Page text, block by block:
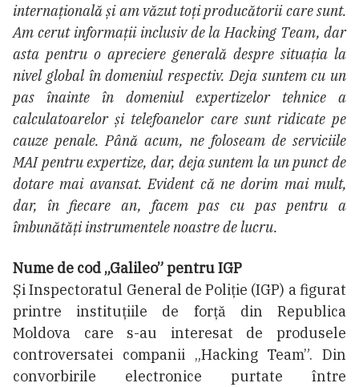
internațională și am văzut toți producătorii care sunt.
Am cerut informații inclusiv de la Hacking Team, dar
asta pentru o apreciere generală despre situația la
nivel global în domeniul respectiv. Deja suntem cu un
pas înainte în domeniul expertizelor tehnice a
calculatoarelor și telefoanelor care sunt ridicate pe
cauze penale. Până acum, ne foloseam de serviciile
MAI pentru expertize, dar, deja suntem la un punct de
dotare mai avansat. Evident că ne dorim mai mult,
dar, în fiecare an, facem pas cu pas pentru a
îmbunătăți instrumentele noastre de lucru.
Nume de cod „Galileo” pentru IGP
Și Inspectoratul General de Poliție (IGP) a figurat
printre instituțiile de forță din Republica
Moldova care s-au interesat de produsele
controversatei companii „Hacking Team”. Din
convorbirile electronice purtate între